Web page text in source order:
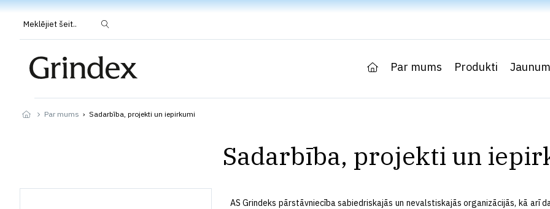
Meklējiet šeit..
Par mums Produkti
Par mums › Sadarbība, projekti un iepirkumi
Sadarbība, projekti un
AS Grindeks pārstāvniecība sabiedriskajās un nevalstiskajās organizācijās, kā